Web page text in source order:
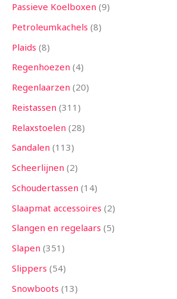
Passieve Koelboxen 9
Petroleumkachels 8
Plaids 8
Regenhoezen 4
Regenlaarzen 20
Reistassen 311
Relaxstoelen 28
Sandalen 113
Scheerlijnen 2
Schoudertassen 14
Slaapmat accessoires 2
Slangen en regelaars 5
Slapen 351
Slippers 54
Snowboots 13